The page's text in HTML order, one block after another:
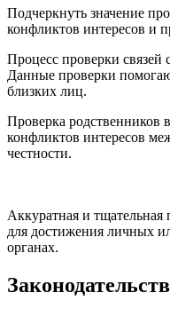
Подчеркнуть значение
конфликтов интересов и
Процесс проверки связей
Данные проверки
близких лиц.
Проверка
конфликтов интересов
честности.
Аккуратная и тщательная
для достижения личных
органах.